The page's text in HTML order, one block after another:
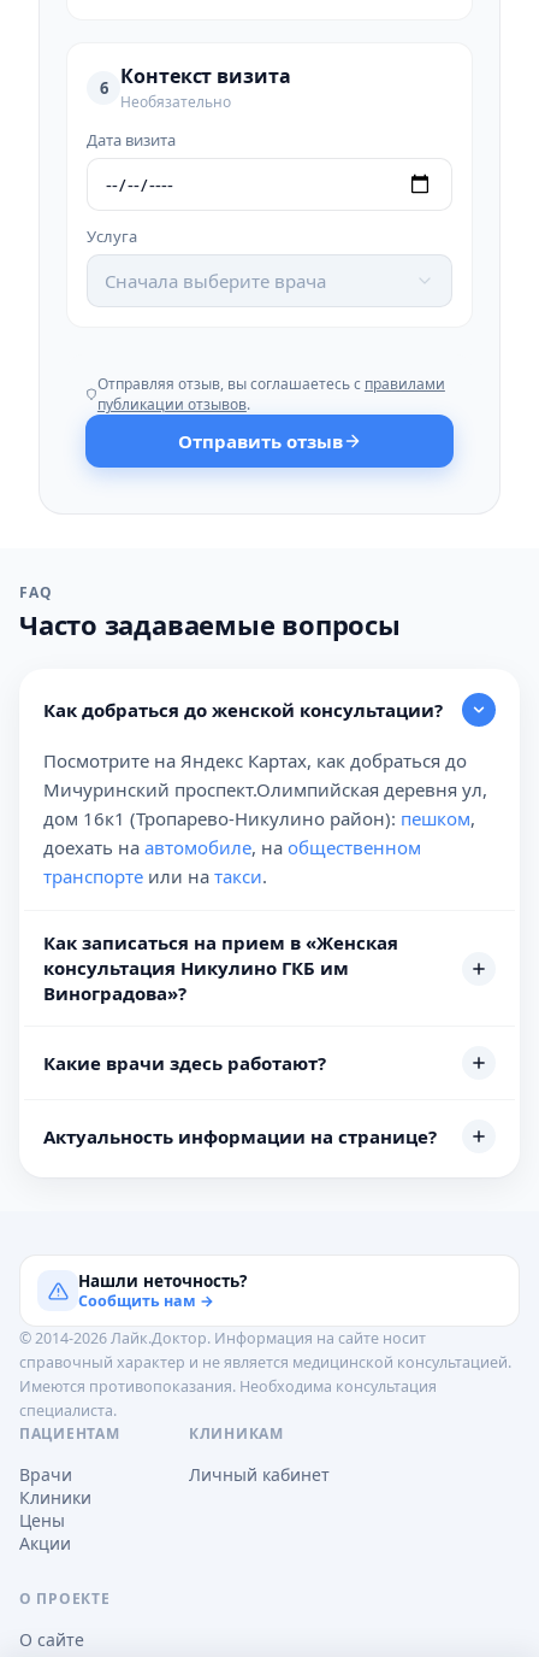
6 Контекст визита
Необязательно
Дата визита
Услуга
Сначала выберите врача
Отправляя отзыв, вы соглашаетесь с правилами
публикации отзывов.
Отправить отзыв
FAQ
Часто задаваемые вопросы
Как добраться до женской консультации?
Посмотрите на Яндекс Картах, как добраться до
Мичуринский проспект.Олимпийская деревня ул,
дом 16к1 (Тропарево-Никулино район): пешком,
доехать на автомобиле, на общественном
транспорте или на такси.
Как записаться на прием в «Женская
консультация Никулино ГКБ им
Виноградова»?
Какие врачи здесь работают?
Актуальность информации на странице?
Нашли неточность?
Сообщить нам →
© 2014-2026 Лайк.Доктор. Информация на сайте носит
справочный характер и не является медицинской консультацией.
Имеются противопоказания. Необходима консультация
специалиста.
ПАЦИЕНТАМ
Врачи
Клиники
Цены
Акции
КЛИНИКАМ
Личный кабинет
О ПРОЕКТЕ
О сайте